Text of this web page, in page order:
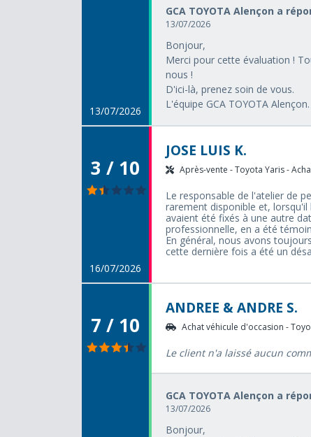
13/07/2026
GCA TOYOTA Alençon a
13/07/2026
Bonjour,
Merci pour cette évaluation !
nous !
D'ici-là, prenez soin de vous.
L'équipe GCA TOYOTA Alençon.
3 / 10
16/07/2026
JOSE LUIS K.
Après-vente - Toyota Yaris -
Le responsable de l'atelier de
rarement disponible et,
avaient été fixés à une autre
professionnelle, en a été
En général, nous avons
cette dernière fois a été un
7 / 10
ANDREE & ANDRE S.
Achat véhicule d'occasion -
Le client n'a laissé aucun
GCA TOYOTA Alençon a
13/07/2026
Bonjour,